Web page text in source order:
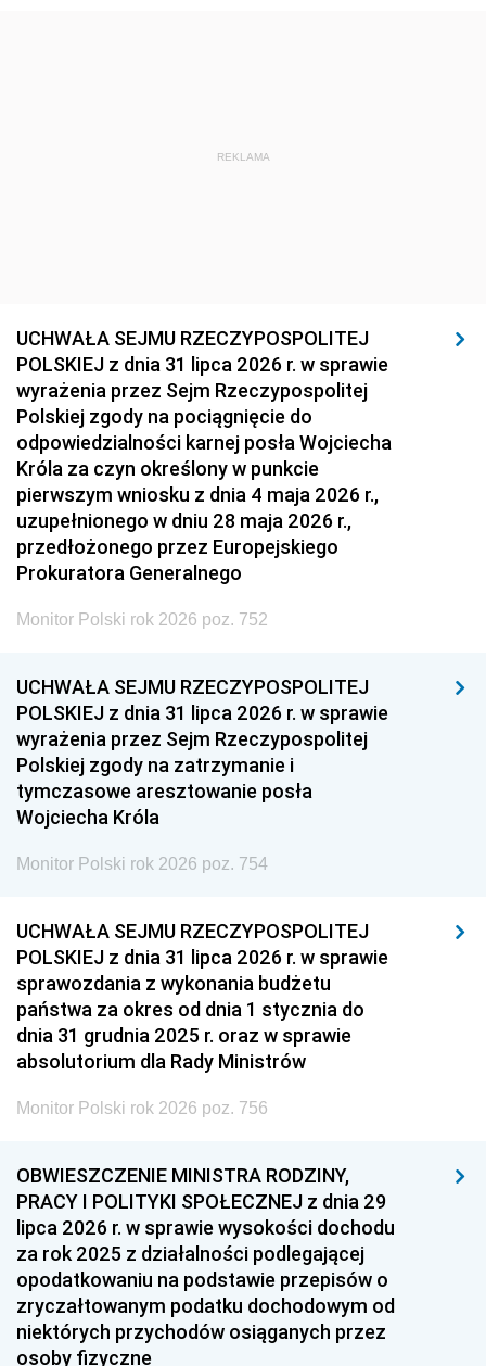
REKLAMA
UCHWAŁA SEJMU RZECZYPOSPOLITEJ
POLSKIEJ z dnia 31 lipca 2026 r. w sprawie
wyrażenia przez Sejm Rzeczypospolitej
Polskiej zgody na pociągnięcie do
odpowiedzialności karnej posła Wojciecha
Króla za czyn określony w punkcie
pierwszym wniosku z dnia 4 maja 2026 r.,
uzupełnionego w dniu 28 maja 2026 r.,
przedłożonego przez Europejskiego
Prokuratora Generalnego
Monitor Polski rok 2026 poz. 752
UCHWAŁA SEJMU RZECZYPOSPOLITEJ
POLSKIEJ z dnia 31 lipca 2026 r. w sprawie
wyrażenia przez Sejm Rzeczypospolitej
Polskiej zgody na zatrzymanie i
tymczasowe aresztowanie posła
Wojciecha Króla
Monitor Polski rok 2026 poz. 754
UCHWAŁA SEJMU RZECZYPOSPOLITEJ
POLSKIEJ z dnia 31 lipca 2026 r. w sprawie
sprawozdania z wykonania budżetu
państwa za okres od dnia 1 stycznia do
dnia 31 grudnia 2025 r. oraz w sprawie
absolutorium dla Rady Ministrów
Monitor Polski rok 2026 poz. 756
OBWIESZCZENIE MINISTRA RODZINY,
PRACY I POLITYKI SPOŁECZNEJ z dnia 29
lipca 2026 r. w sprawie wysokości dochodu
za rok 2025 z działalności podlegającej
opodatkowaniu na podstawie przepisów o
zryczałtowanym podatku dochodowym od
niektórych przychodów osiąganych przez
osoby fizyczne